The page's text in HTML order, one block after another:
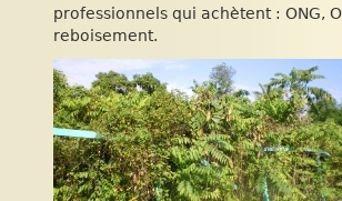
professionnels qui achètent : ONG,
reboisement.